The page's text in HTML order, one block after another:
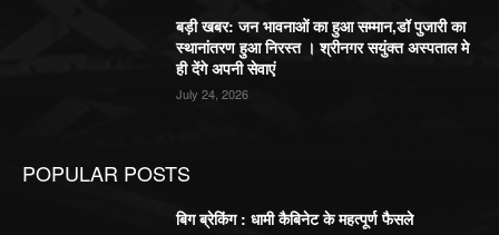
बड़ी खबर: जन भावनाओं का हुआ सम्मान,डॉ पुजारी का
स्थानांतरण हुआ निरस्त । श्रीनगर सयुंक्त अस्पताल मे
ही देंगे अपनी सेवाएं
July 24, 2026
POPULAR POSTS
बिग ब्रेकिंग : धामी कैबिनेट के महत्पूर्ण फैसले